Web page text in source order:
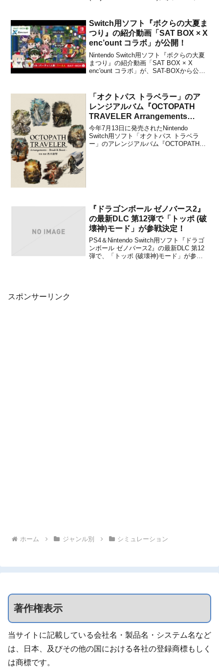
売価格は1500円（税込）に設定されてい
ます。...
Switch用ソフト『ボクらの大夏ま
つり』の紹介動画「SAT BOX × X
enc’ount コラボ」が公開！
Nintendo Switch用ソフト『ボクらの大夏
まつり』の紹介動画「SAT BOX × X
enc'ount コラボ」が、SAT-BOXから公開
enc'ountコラボ動画公開！トサカ係長とネ
ロさんが...
「オクトパス トラベラー」のア
レンジアルバム『OCTOPATH
TRAVELER Arrangements
Break & Boost』が2019年2月20
日に発売決定！
今年7月13日に発売されたNintendo
Switch用ソフト「オクトパス トラベラ
ー」のアレンジアルバム『OCTOPATH
『ドラゴンボール ゼノバース2』
の最新DLC 第12弾で「トッポ (破
壊神)モード」が参戦決定！
PS4＆Nintendo Switch用ソフト『ドラゴ
ンボール ゼノバース2』の最新DLC 第12
弾で、「トッポ (破壊神)モード」が参戦
スポンサーリンク
ホーム ジャンル別 シミュレーション
著作権表示
当サイトに記載している会社名・製品名・システム名など
は、日本、及びその他の国における各社の登録商標もしく
は商標です。